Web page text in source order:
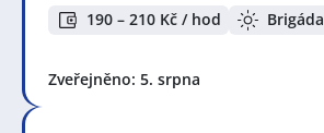
190 – 210 Kč / hod Brigáda
Zveřejněno: 5. srpna